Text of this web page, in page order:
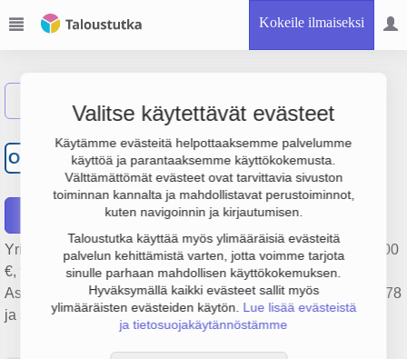
Kokeile ilmaiseksi
Valitse käytettävät evästeet
Käytämme evästeitä helpottaaksemme palvelumme
käyttöä ja parantaaksemme käyttökokemusta.
Välttämättömät evästeet ovat tarvittavia sivuston
toiminnan kannalta ja mahdollistavat perustoiminnot,
kuten navigoinnin ja kirjautumisen.
Taloustutka käyttää myös ylimääräisiä evästeitä
palvelun kehittämistä varten, jotta voimme tarjota
sinulle parhaan mahdollisen käyttökokemuksen.
Hyväksymällä kaikki evästeet sallit myös
ylimääräisten evästeiden käytön. Lue lisää evästeistä
ja tietosuojakäytännöstämme
OM
Osakeyhtiö Museokatu N:o
Yrityksen Osakeyhtiö Museokatu N:o 5 liikevaihto on 299 000
€, tulos 26 000 € ja henkilöstömäärä 1. Sen päätoimiala on
Asuntojen ja asuinkiinteistöjen hallinta, perustamisvuosi 1978
ja sijainti Helsinki. Yrityksen yhtiömuoto Osakeyhtiö (OY).